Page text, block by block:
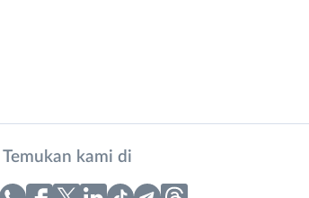
Temukan kami di